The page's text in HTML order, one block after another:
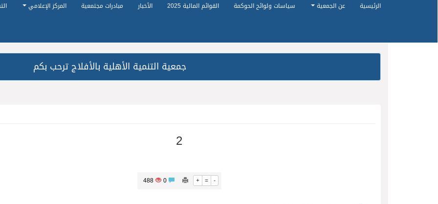
الرئيسية عن الجمعية سياسات ولوائح الحوكمة القوائم المالية 2025 الأخبار مبادرات مجتمعية المركز الإعلامي
جمعية التنمية الأهلية بالأفلاج ترحب بكم
2
+ = -
0
488